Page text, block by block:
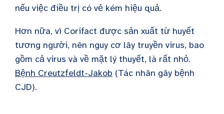
nếu việc điều trị có vẻ kém hiệu quả.
Hơn nữa, vì Corifact được sản xuất từ huyết
tương người, nên nguy cơ lây truyền virus, bao
gồm cả virus và về mặt lý thuyết, là rất nhỏ.
Bệnh Creutzfeldt-Jakob (Tác nhân gây bệnh
CJD).